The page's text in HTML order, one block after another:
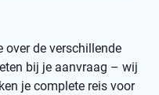
over de verschillende
bij je aanvraag – wij
je complete reis voor